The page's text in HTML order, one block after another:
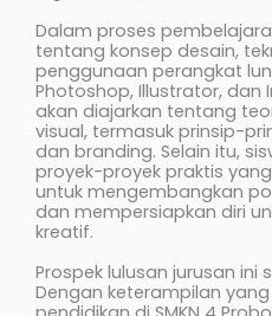
Dalam proses
tentang konsep desain,
penggunaan perangkat
Photoshop, Illustrator, dan
akan diajarkan tentang
visual, termasuk prinsip-
dan branding. Selain itu,
proyek-proyek praktis
untuk mengembangkan
dan mempersiapkan diri
kreatif.
Prospek lulusan jurusan ini
Dengan keterampilan